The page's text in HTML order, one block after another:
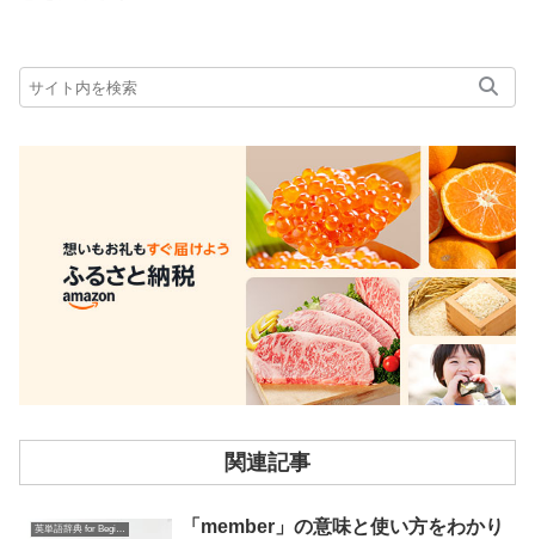
関連記事
英単語辞典 for Beginners
「member」の意味と使い方をわかり